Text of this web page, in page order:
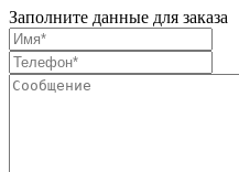
Заполните данные для заказа